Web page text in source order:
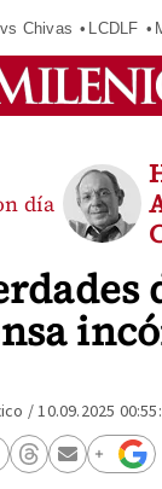
Chivas LCDLF
día
/10.09.2025